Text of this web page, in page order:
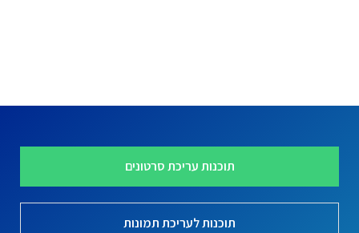
ך
תוכנות עריכת סרטונים
תוכנות לעריכת תמונות